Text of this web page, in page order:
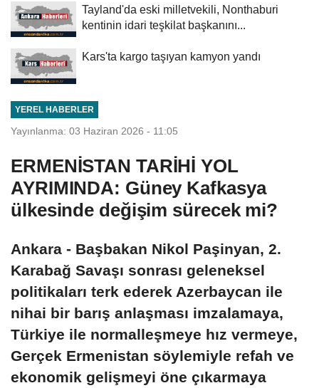
Tayland'da eski milletvekili, Nonthaburi
kentinin idari teşkilat başkanını...
Kars'ta kargo taşıyan kamyon yandı
YEREL HABERLER
Yayınlanma: 03 Haziran 2026 - 11:05
ERMENİSTAN TARİHİ YOL
AYRIMINDA: Güney Kafkasya
ülkesinde değişim sürecek mi?
Ankara - Başbakan Nikol Paşinyan, 2.
Karabağ Savaşı sonrası geleneksel
politikaları terk ederek Azerbaycan ile
nihai bir barış anlaşması imzalamaya,
Türkiye ile normalleşmeye hız vermeye,
Gerçek Ermenistan söylemiyle refah ve
ekonomik gelişmeyi öne çıkarmaya